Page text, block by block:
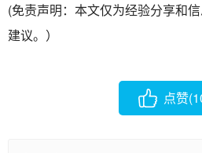
(免责声明：本文仅为经验分享和
建议。）
点赞(